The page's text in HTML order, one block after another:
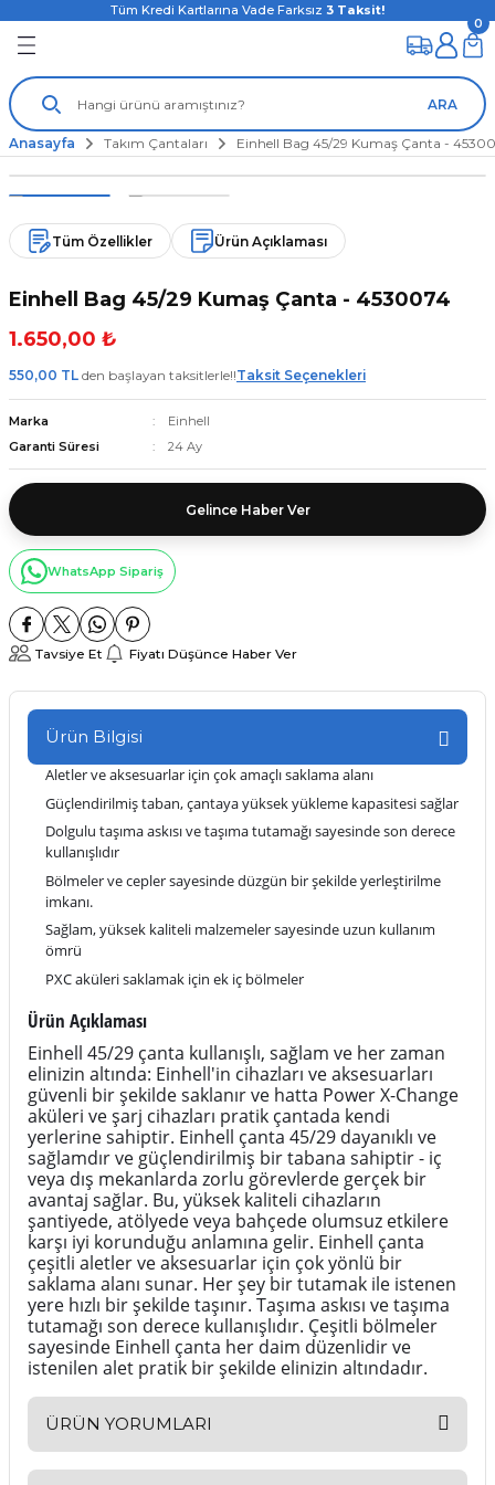
Tüm Kredi Kartlarına Vade Farksız 3 Taksit!
ARA
0
Anasayfa Takım Çantaları Einhell Bag 45/29 Kumaş Çanta -
Tüm Özellikler Ürün Açıklaması
Einhell Bag 45/29 Kumaş Çanta - 4530074
1.650,00 ₺
550,00 TL den başlayan taksitlerle!!Taksit Seçenekleri
Marka
Einhell
Garanti Süresi
24 Ay
Gelince Haber Ver
WhatsApp Sipariş
Tavsiye Et Fiyatı Düşünce Haber Ver
Ürün Bilgisi
Aletler ve aksesuarlar için çok amaçlı saklama alanı
Güçlendirilmiş taban, çantaya yüksek yükleme kapasitesi sağlar
Dolgulu taşıma askısı ve taşıma tutamağı sayesinde son derece
kullanışlıdır
Bölmeler ve cepler sayesinde düzgün bir şekilde yerleştirilme
imkanı.
Sağlam, yüksek kaliteli malzemeler sayesinde uzun kullanım
ömrü
PXC aküleri saklamak için ek iç bölmeler
Ürün Açıklaması
Einhell 45/29 çanta kullanışlı, sağlam ve her zaman
elinizin altında: Einhell'in cihazları ve aksesuarları
güvenli bir şekilde saklanır ve hatta Power X-Change
aküleri ve şarj cihazları pratik çantada kendi
yerlerine sahiptir. Einhell çanta 45/29 dayanıklı ve
sağlamdır ve güçlendirilmiş bir tabana sahiptir - iç
veya dış mekanlarda zorlu görevlerde gerçek bir
avantaj sağlar. Bu, yüksek kaliteli cihazların
şantiyede, atölyede veya bahçede olumsuz etkilere
karşı iyi korunduğu anlamına gelir. Einhell çanta
çeşitli aletler ve aksesuarlar için çok yönlü bir
saklama alanı sunar. Her şey bir tutamak ile istenen
yere hızlı bir şekilde taşınır. Taşıma askısı ve taşıma
tutamağı son derece kullanışlıdır. Çeşitli bölmeler
sayesinde Einhell çanta her daim düzenlidir ve
istenilen alet pratik bir şekilde elinizin altındadır.
ÜRÜN YORUMLARI